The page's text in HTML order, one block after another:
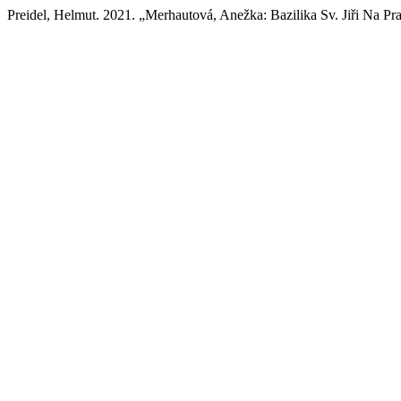
Preidel, Helmut. 2021. „Merhautová, Anežka: Bazilika Sv. Jiři Na